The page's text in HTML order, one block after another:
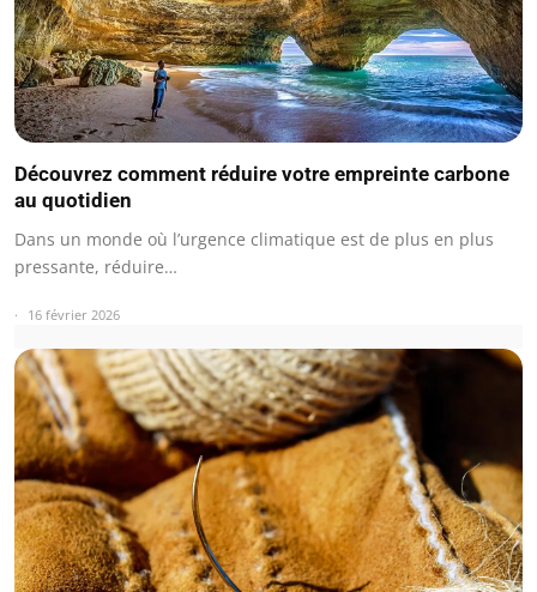
Découvrez comment réduire votre empreinte carbone
au quotidien
Dans un monde où l’urgence climatique est de plus en plus
pressante, réduire…
16 février 2026